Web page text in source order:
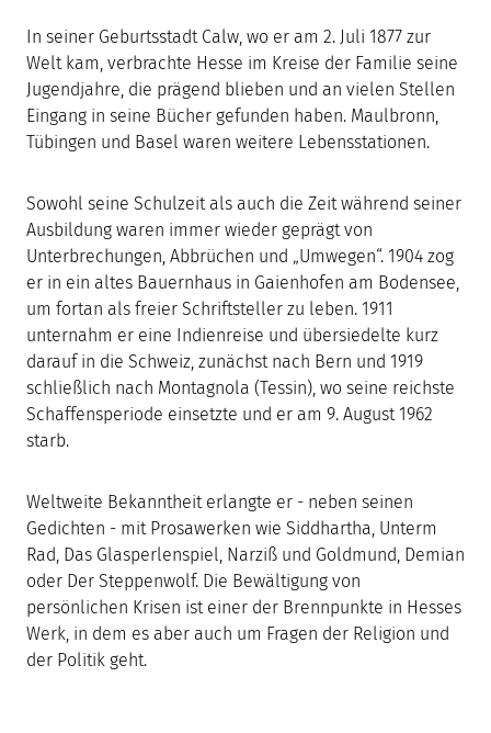
In seiner Geburtsstadt Calw, wo er am 2. Juli 1877 zur
Welt kam, verbrachte Hesse im Kreise der Familie seine
Jugendjahre, die prägend blieben und an vielen Stellen
Eingang in seine Bücher gefunden haben. Maulbronn,
Tübingen und Basel waren weitere Lebensstationen.
Sowohl seine Schulzeit als auch die Zeit während seiner
Ausbildung waren immer wieder geprägt von
Unterbrechungen, Abbrüchen und „Umwegen“. 1904 zog
er in ein altes Bauernhaus in Gaienhofen am Bodensee,
um fortan als freier Schriftsteller zu leben. 1911
unternahm er eine Indienreise und übersiedelte kurz
darauf in die Schweiz, zunächst nach Bern und 1919
schließlich nach Montagnola (Tessin), wo seine reichste
Schaffensperiode einsetzte und er am 9. August 1962
starb.
Weltweite Bekanntheit erlangte er - neben seinen
Gedichten - mit Prosawerken wie Siddhartha, Unterm
Rad, Das Glasperlenspiel, Narziß und Goldmund, Demian
oder Der Steppenwolf. Die Bewältigung von
persönlichen Krisen ist einer der Brennpunkte in Hesses
Werk, in dem es aber auch um Fragen der Religion und
der Politik geht.